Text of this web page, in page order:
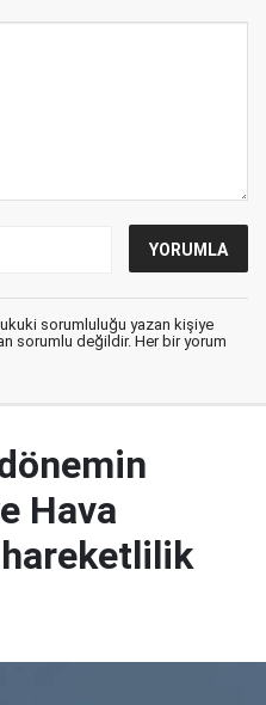
sorumluluğu yazan kişiye
sorumlu değildir. Her bir yorum
Hava